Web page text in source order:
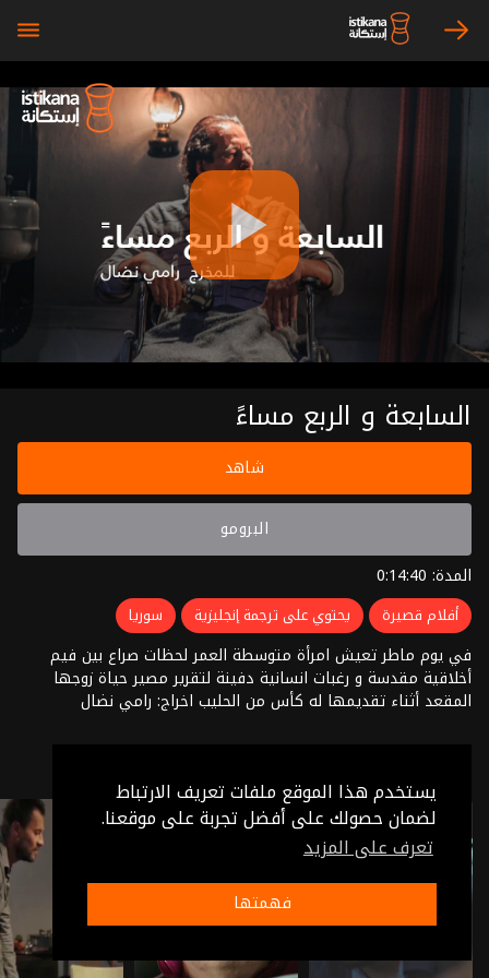
يستخدم هذا الموقع ملفات تعريف الارتباط
لضمان حصولك على أفضل تجربة على موقعنا.
تعرف على المزيد
فهمتها
arrow_right
bars
Play
Videoالسابعة و الربع مساءً
شاهد
البرومو
المدة: 0:14:40
أفلام قصيرة يحتوي على ترجمة إنجليزية سوريا
في يوم ماطر تعيش امرأة متوسطة العمر لحظات صراع بين فيم
أخلاقية مقدسة و رغبات انسانية دفينة لتقرير مصير حياة زوجها
المقعد أثناء تقديمها له كأس من الحليب اخراج: رامي نضال